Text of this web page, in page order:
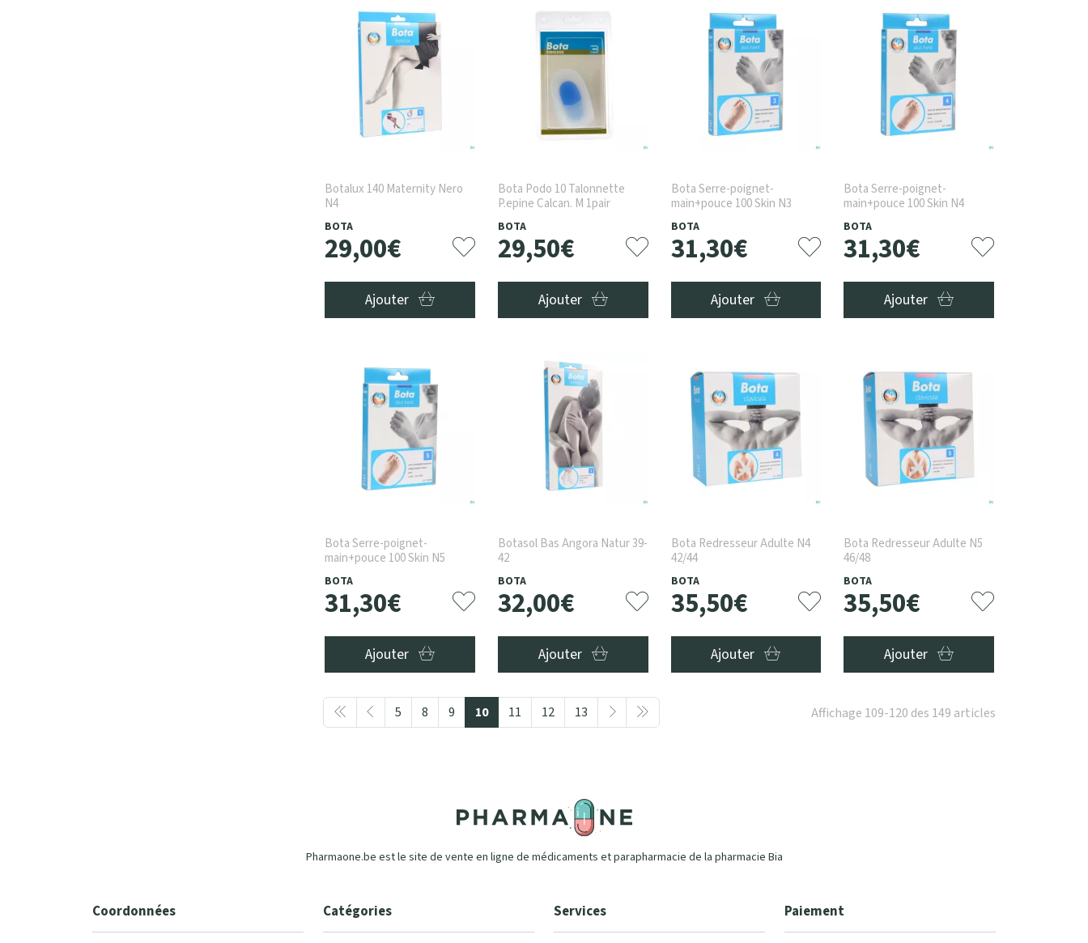
Botalux 140 Maternity Nero
N4
BOTA
29,00€
Ajouter
Bota Podo 10 Talonnette
P.epine Calcan. M 1pair
BOTA
29,50€
Ajouter
Bota Serre-poignet-
main+pouce 100 Skin N3
BOTA
31,30€
Ajouter
Bota Serre-poignet-
main+pouce 100 Skin N4
BOTA
31,30€
Ajouter
Bota Serre-poignet-
main+pouce 100 Skin N5
BOTA
31,30€
Ajouter
Botasol Bas Angora Natur 39-
42
BOTA
32,00€
Ajouter
Bota Redresseur Adulte N4
42/44
BOTA
35,50€
Ajouter
Bota Redresseur Adulte N5
46/48
BOTA
35,50€
Ajouter
Affichage 109-120 des 149 articles
5 8 9 10 11 12 13
Pharmaone.be est le site de vente en ligne de médicaments et parapharmacie de la pharmacie Bia
Coordonnées Catégories Services Paiement